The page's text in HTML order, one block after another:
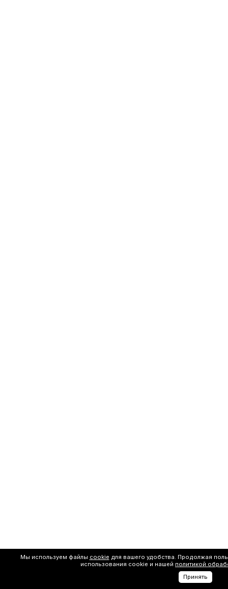
Мы используем файлы cookie для вашего удобства. Продолжая
использования cookie и нашей политикой
Принять